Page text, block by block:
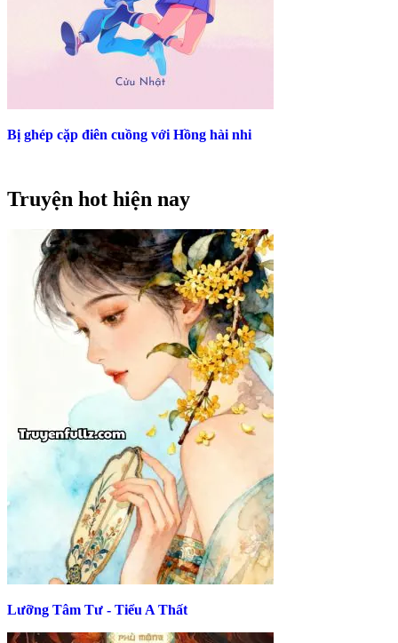
Bị ghép cặp điên cuồng với Hồng hài nhi
Truyện hot hiện nay
Lưỡng Tâm Tư - Tiểu A Thất